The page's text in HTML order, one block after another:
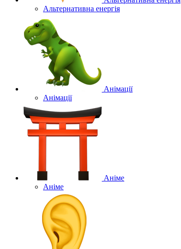
Альтернативна енергія
Анімації
Анімації
Аніме
Аніме